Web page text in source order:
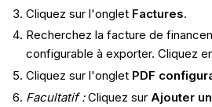
Cliquez sur l'onglet Factures.
Recherchez la facture de
configurable à exporter. Cliquez
Cliquez sur l'onglet PDF
Facultatif :Cliquez sur Ajouter